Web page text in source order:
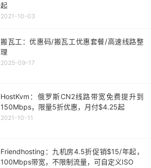
起
2021-10-03
搬瓦工：优惠码/搬瓦工优惠套餐/高速线路整
理
2025-09-17
HostKvm：俄罗斯CN2线路带宽免费提升到
150Mbps，限量5折优惠，月付$4.25起
2021-10-11
Friendhosting：九机房4.5折促销$15/年起，
100Mbps带宽，不限制流量，可自定义ISO